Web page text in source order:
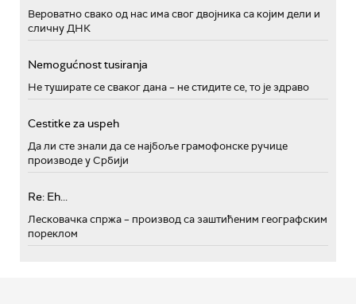
Вероватно свако од нас има свог двојника са којим дели и
сличну ДНК
Nemogućnost tusiranja
Не туширате се сваког дана – не стидите се, то је здраво
Cestitke za uspeh
Да ли сте знали да се најбоље грамофонске ручице
производе у Србији
Re: Eh...
Лесковачка спржа – производ са заштићеним географским
пореклом